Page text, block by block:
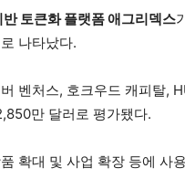
반 토큰화 플랫폼 애그리덱스
나타났다.
벤처스, 호크우드 캐피탈,
만 달러로 평가됐다.
확대 및 사업 확장 등에 사